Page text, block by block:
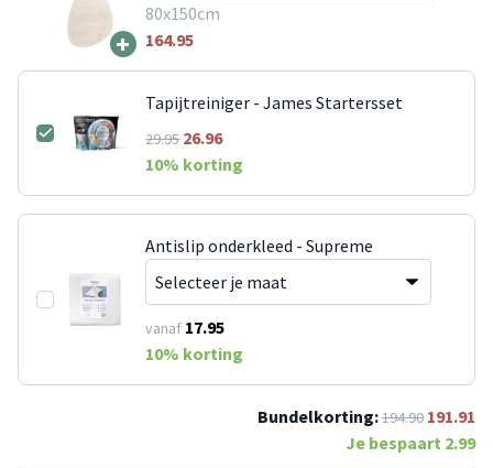
+
80x150cm
164.95
Tapijtreiniger - James Startersset
29.9526.96
10% korting
Antislip onderkleed - Supreme
vanaf 17.95
10% korting
Bundelkorting:194.90 191.91
Je bespaart 2.99